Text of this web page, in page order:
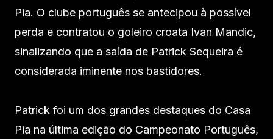
Pia. O clube português se antecipou à possível
perda e contratou o goleiro croata Ivan Mandic,
sinalizando que a saída de Patrick Sequeira é
considerada iminente nos bastidores.
Patrick foi um dos grandes destaques do Casa
Pia na última edição do Campeonato Português,